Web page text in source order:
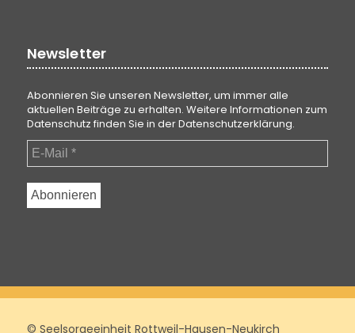
Newsletter
Abonnieren Sie unseren Newsletter, um immer alle
aktuellen Beiträge zu erhalten. Weitere Informationen zum
Datenschutz finden Sie in derDatenschutzerklärung.
© Seelsorgeeinheit Rottweil-Hausen-Neukirch